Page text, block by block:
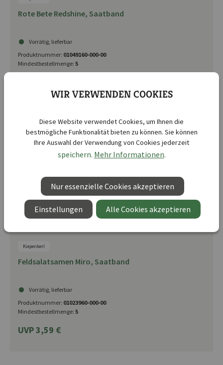
Rote Bete Redshine, Saatband
Vorrätig, lieferbar
Produktnummer: 01049160-000-00
Mindestbestellmenge: 5
Kiepenkerl
Feldsalatsamen Miro, Saatband
Vorrätig, lieferbar
Produktnummer: 01023960-000-00
Mindestbestellmenge: 5
UVP 3,59 €
WIR VERWENDEN COOKIES
Diese Website verwendet Cookies, um Ihnen die
bestmögliche Funktionalität bieten zu können. Sie können
Ihre Auswahl der Verwendung von Cookies jederzeit
speichern. Mehr Informationen.
Nur essenzielle Cookies akzeptieren
Einstellungen Alle Cookies akzeptieren